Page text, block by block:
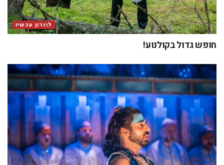
לונדון עכשיו
חופש גדול בקולנוע!